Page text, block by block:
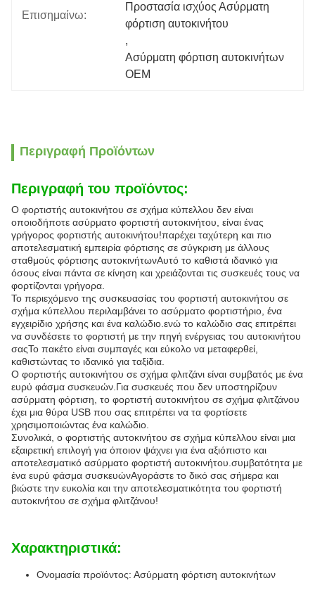
Επισημαίνω:
Προστασία ισχύος Ασύρματη
φόρτιση αυτοκινήτου
,
Ασύρματη φόρτιση αυτοκινήτων
OEM
Περιγραφή Προϊόντων
Περιγραφή του προϊόντος:
Ο φορτιστής αυτοκινήτου σε σχήμα κύπελλου δεν είναι
οποιοδήποτε ασύρματο φορτιστή αυτοκινήτου, είναι ένας
γρήγορος φορτιστής αυτοκινήτου!παρέχει ταχύτερη και πιο
αποτελεσματική εμπειρία φόρτισης σε σύγκριση με άλλους
σταθμούς φόρτισης αυτοκινήτωνΑυτό το καθιστά ιδανικό για
όσους είναι πάντα σε κίνηση και χρειάζονται τις συσκευές τους να
φορτίζονται γρήγορα.
Το περιεχόμενο της συσκευασίας του φορτιστή αυτοκινήτου σε
σχήμα κύπελλου περιλαμβάνει το ασύρματο φορτιστήριο, ένα
εγχειρίδιο χρήσης και ένα καλώδιο.ενώ το καλώδιο σας επιτρέπει
να συνδέσετε το φορτιστή με την πηγή ενέργειας του αυτοκινήτου
σαςΤο πακέτο είναι συμπαγές και εύκολο να μεταφερθεί,
καθιστώντας το ιδανικό για ταξίδια.
Ο φορτιστής αυτοκινήτου σε σχήμα φλιτζάνι είναι συμβατός με ένα
ευρύ φάσμα συσκευών.Για συσκευές που δεν υποστηρίζουν
ασύρματη φόρτιση, το φορτιστή αυτοκινήτου σε σχήμα φλιτζάνου
έχει μια θύρα USB που σας επιτρέπει να τα φορτίσετε
χρησιμοποιώντας ένα καλώδιο.
Συνολικά, ο φορτιστής αυτοκινήτου σε σχήμα κύπελλου είναι μια
εξαιρετική επιλογή για όποιον ψάχνει για ένα αξιόπιστο και
αποτελεσματικό ασύρματο φορτιστή αυτοκινήτου.συμβατότητα με
ένα ευρύ φάσμα συσκευώνΑγοράστε το δικό σας σήμερα και
βιώστε την ευκολία και την αποτελεσματικότητα του φορτιστή
αυτοκινήτου σε σχήμα φλιτζάνου!
Χαρακτηριστικά:
Ονομασία προϊόντος: Ασύρματη φόρτιση αυτοκινήτων